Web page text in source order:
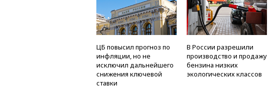
ЦБ повысил прогноз по
инфляции, но не
исключил дальнейшего
снижения ключевой
ставки
В России разрешили
производство и продажу
бензина низких
экологических классов